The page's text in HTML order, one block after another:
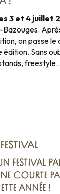
3 et 4 juillet
on passe le
Sans
FESTIVAL
COURTE
ANNÉE !